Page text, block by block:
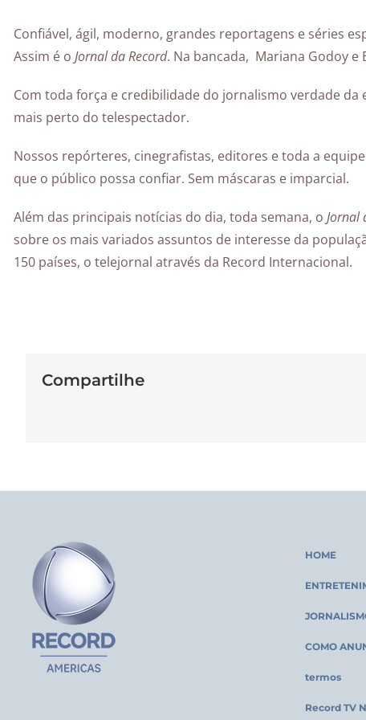
Confiável, ágil, moderno, grandes reportagens e séries
Assim é o Jornal da Record. Na bancada, Mariana Godoy e
Com toda força e credibilidade do jornalismo verdade da
mais perto do telespectador.
Nossos repórteres, cinegrafistas, editores e toda a
que o público possa confiar. Sem máscaras e imparcial.
Além das principais notícias do dia, toda semana, o Jornal
sobre os mais variados assuntos de interesse da
150 países, o telejornal através da Record Internacional.
Compartilhe
HOME
COMO
termos
Record TV